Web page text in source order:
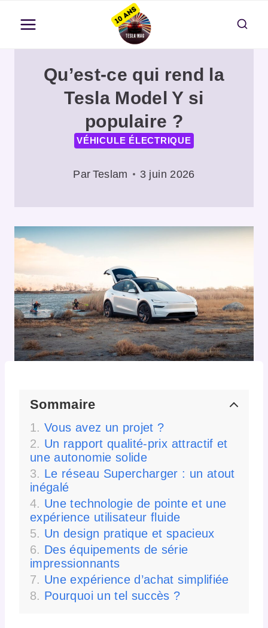
contenu
Qu’est-ce qui rend la
Tesla Model Y si
populaire ?
VÉHICULE ÉLECTRIQUE
Par Teslam 3 juin 2026
Sommaire
Vous avez un projet ?
Un rapport qualité-prix attractif et
une autonomie solide
Le réseau Supercharger : un atout
inégalé
Une technologie de pointe et une
expérience utilisateur fluide
Un design pratique et spacieux
Des équipements de série
impressionnants
Une expérience d’achat simplifiée
Pourquoi un tel succès ?